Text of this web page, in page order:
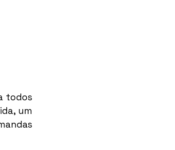
todos
um